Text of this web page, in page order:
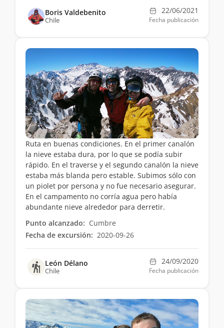
Boris Valdebenito
Chile
22/06/2021
Fecha publicación
Ruta en buenas condiciones. En el primer canalón
la nieve estaba dura, por lo que se podía subir
rápido. En el traverse y el segundo canalón la nieve
estaba más blanda pero estable. Subimos sólo con
un piolet por persona y no fue necesario asegurar.
En el campamento no corría agua pero había
abundante nieve alrededor para derretir.
Punto alcanzado: Cumbre
Fecha de excursión: 2020-09-26
León Délano
Chile
24/09/2020
Fecha publicación